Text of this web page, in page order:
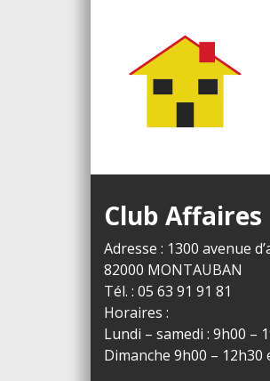
Club Affaires
Adresse : 1300 avenue
82000 MONTAUBAN
Tél. : 05 63 91 91 81
Horaires :
Lundi – samedi : 9h00 –
Dimanche 9h00 – 12h30